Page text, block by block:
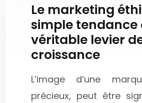
Le marketing
simple tendance
véritable levier
croissance
L’image d’une
précieux, peut être